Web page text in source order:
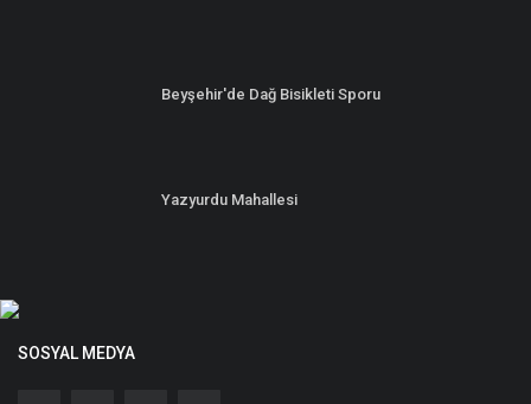
Beyşehir'de Dağ Bisikleti Sporu
Yazyurdu Mahallesi
SOSYAL MEDYA